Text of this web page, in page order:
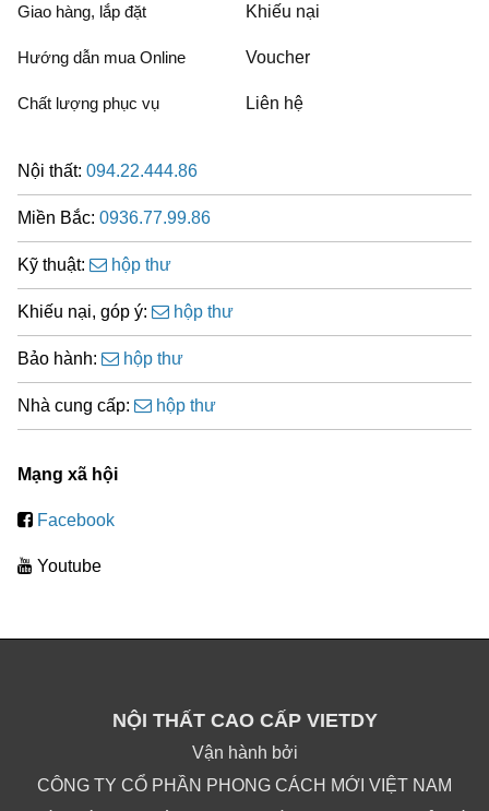
Giao hàng, lắp đặt
Hướng dẫn mua Online
Chất lượng phục vụ
Khiếu nại
Voucher
Liên hệ
Nội thất: 094.22.444.86
Miền Bắc: 0936.77.99.86
Kỹ thuật: hộp thư
Khiếu nại, góp ý: hộp thư
Bảo hành: hộp thư
Nhà cung cấp: hộp thư
Mạng xã hội
Facebook
Youtube
NỘI THẤT CAO CẤP VIETDY
Vận hành bởi
CÔNG TY CỔ PHẦN PHONG CÁCH MỚI VIỆT NAM